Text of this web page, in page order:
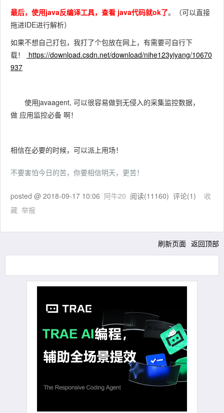
最后，使用java反编译工具，查看 java代码就ok了。（可以直接
拖进IDE进行解析）
如果不想自己打包，我打了个包放在网上，有需要可自行下
载！
https://download.csdn.net/download/nihe123yiyang/10670
937
使用javaagent, 可以很容易做到无侵入的采集监控数据，
做 应用监控必备 啊！
相信在必要的时候，可以派上用场！
不要害怕今日的苦，你要相信明天，更苦！
posted @ 2018-09-17 10:06 阿牛20 阅读(11160) 评论(1) 收
藏 举报
刷新页面 返回顶部